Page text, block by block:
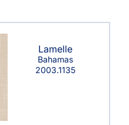
Lamelle
Bahamas
2003.1135